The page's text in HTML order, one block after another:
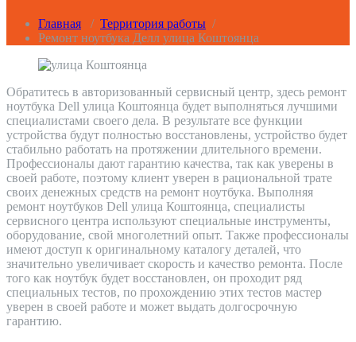
Главная / Территория работы /
Ремонт ноутбука Делл улица Коштоянца
Обратитесь в авторизованный сервисный центр, здесь ремонт
ноутбука Dell улица Коштоянца будет выполняться лучшими
специалистами своего дела. В результате все функции
устройства будут полностью восстановлены, устройство будет
стабильно работать на протяжении длительного времени.
Профессионалы дают гарантию качества, так как уверены в
своей работе, поэтому клиент уверен в рациональной трате
своих денежных средств на ремонт ноутбука. Выполняя
ремонт ноутбуков Dell улица Коштоянца, специалисты
сервисного центра используют специальные инструменты,
оборудование, свой многолетний опыт. Также профессионалы
имеют доступ к оригинальному каталогу деталей, что
значительно увеличивает скорость и качество ремонта. После
того как ноутбук будет восстановлен, он проходит ряд
специальных тестов, по прохождению этих тестов мастер
уверен в своей работе и может выдать долгосрочную
гарантию.